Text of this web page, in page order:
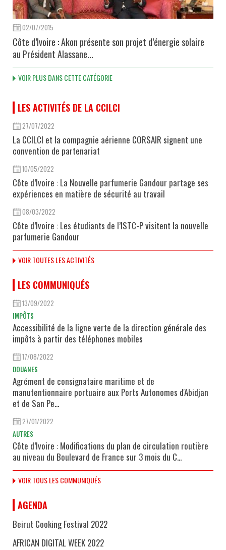
02/07/2015
Côte d’Ivoire : Akon présente son projet d’énergie solaire
au Président Alassane...
VOIR PLUS DANS CETTE CATÉGORIE
LES ACTIVITÉS DE LA CCILCI
27/07/2022
La CCILCI et la compagnie aérienne CORSAIR signent une
convention de partenariat
10/05/2022
Côte d’Ivoire : La Nouvelle parfumerie Gandour partage ses
expériences en matière de sécurité au travail
08/03/2022
Côte d’Ivoire : Les étudiants de l’ISTC-P visitent la nouvelle
parfumerie Gandour
VOIR TOUTES LES ACTIVITÉS
LES COMMUNIQUÉS
13/09/2022
IMPÔTS
Accessibilité de la ligne verte de la direction générale des
impôts à partir des téléphones mobiles
17/08/2022
DOUANES
Agrément de consignataire maritime et de
manutentionnaire portuaire aux Ports Autonomes d'Abidjan
et de San Pe...
27/01/2022
AUTRES
Côte d’Ivoire : Modifications du plan de circulation routière
au niveau du Boulevard de France sur 3 mois du C...
VOIR TOUS LES COMMUNIQUÉS
AGENDA
Beirut Cooking Festival 2022
AFRICAN DIGITAL WEEK 2022